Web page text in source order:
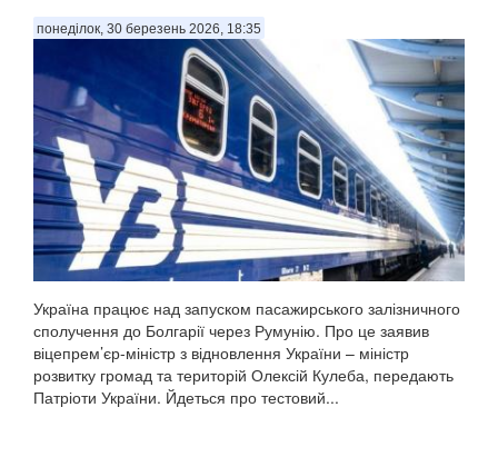
понеділок, 30 березень 2026, 18:35
Україна працює над запуском пасажирського залізничного
сполучення до Болгарії через Румунію. Про це заявив
віцепрем’єр-міністр з відновлення України – міністр
розвитку громад та територій Олексій Кулеба, передають
Патріоти України. Йдеться про тестовий...